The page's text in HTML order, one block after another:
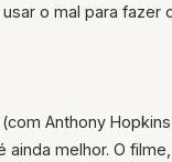
o mal para fazer
Anthony
melhor. O